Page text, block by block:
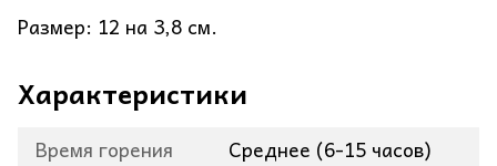
Размер: 12 на 3,8 см.
Характеристики
Время горения
Среднее (6-15 часов)